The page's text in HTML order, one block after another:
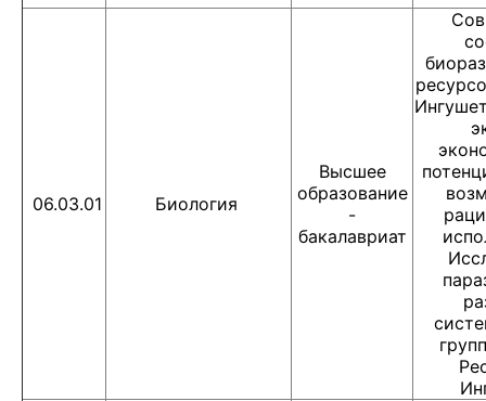
06.03.01 Биология
Высшее
образование
-
бакалавриат